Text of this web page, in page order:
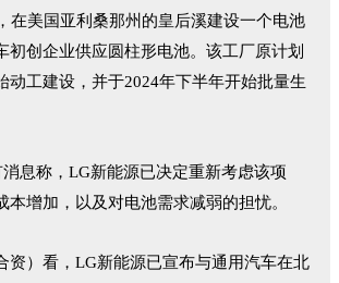
在美国亚利桑那州的皇后溪建设一个电池
初创企业供应圆柱形电池。该工厂原计划
动工建设，并于2024年下半年开始批量生
息称，LG新能源已决定重新考虑该项
本增加，以及对电池需求减弱的担忧。
资）看，LG新能源已宣布与通用汽车在北